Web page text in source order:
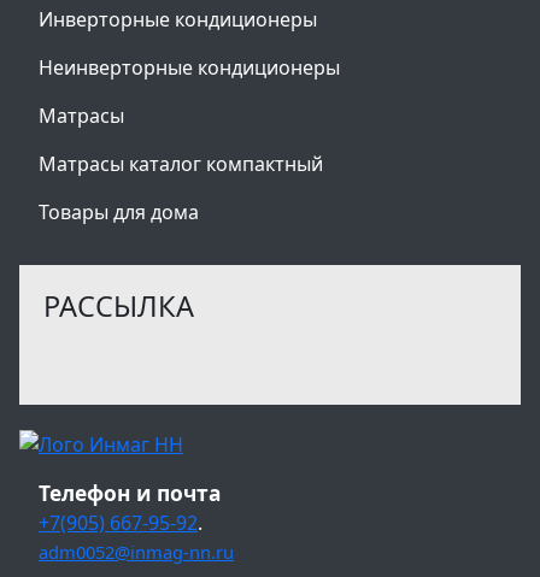
Инверторные кондиционеры
Неинверторные кондиционеры
Матрасы
Матрасы каталог компактный
Товары для дома
РАССЫЛКА
Телефон и почта
+7(905) 667-95-92.
adm0052@inmag-nn.ru